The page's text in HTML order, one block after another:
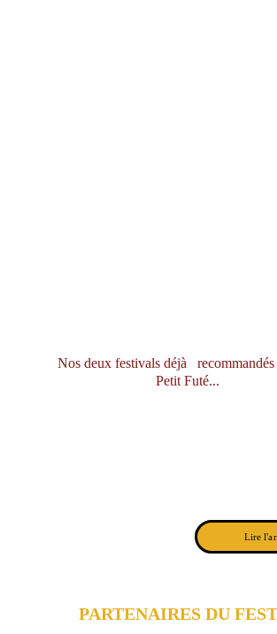
Nos deux festivals déjà
Petit Futé...
Lire
PARTENAIRES DU